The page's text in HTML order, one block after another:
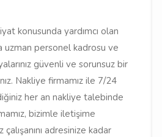
konusunda yardımcı olan
uzman personel kadrosu ve
güvenli ve sorunsuz bir
Nakliye firmamız ile 7/24
her an nakliye talebinde
bizimle iletişime
adresinize kadar